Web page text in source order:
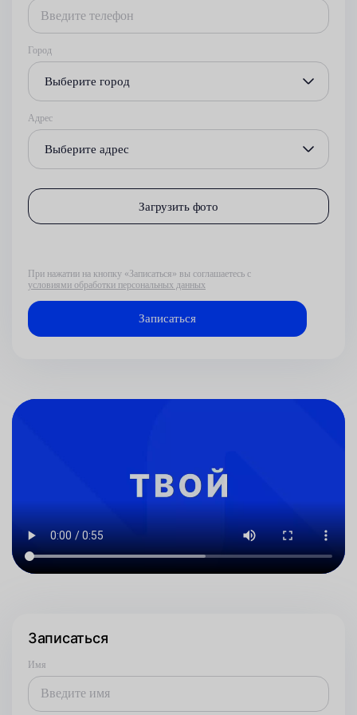
Город
Выберите город
Адрес
Выберите адрес
Загрузить фото
При нажатии на кнопку «Записаться» вы соглашаетесь с
условиями обработки персональных данных
Записаться
Имя